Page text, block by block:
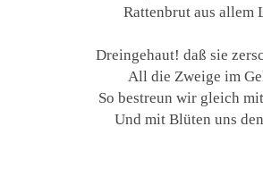
Rattenbrut aus allem
Dreingehaut! daß sie
All die Zweige im
So bestreun wir gleich
Und mit Blüten uns